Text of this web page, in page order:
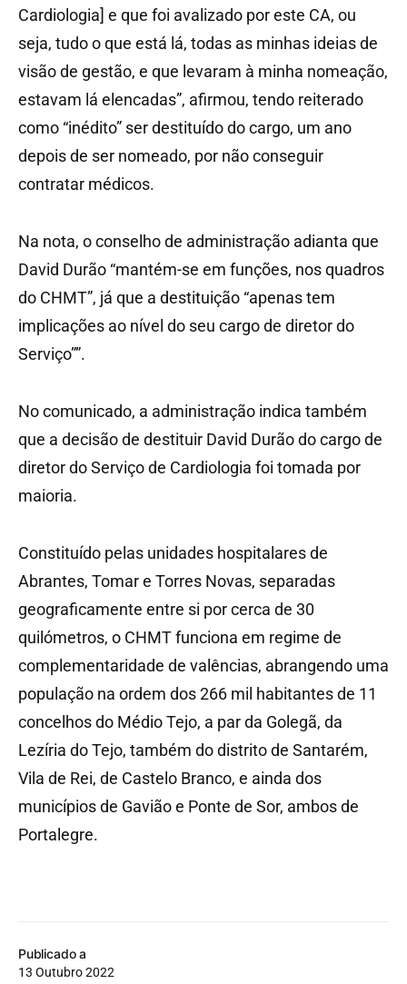
Publicado a
13 Outubro 2022
Cardiologia] e que foi avalizado por este CA, ou
seja, tudo o que está lá, todas as minhas ideias de
visão de gestão, e que levaram à minha nomeação,
estavam lá elencadas”, afirmou, tendo reiterado
como “inédito” ser destituído do cargo, um ano
depois de ser nomeado, por não conseguir
contratar médicos.
Na nota, o conselho de administração adianta que
David Durão “mantém-se em funções, nos quadros
do CHMT”, já que a destituição “apenas tem
implicações ao nível do seu cargo de diretor do
Serviço””.
No comunicado, a administração indica também
que a decisão de destituir David Durão do cargo de
diretor do Serviço de Cardiologia foi tomada por
maioria.
Constituído pelas unidades hospitalares de
Abrantes, Tomar e Torres Novas, separadas
geograficamente entre si por cerca de 30
quilómetros, o CHMT funciona em regime de
complementaridade de valências, abrangendo uma
população na ordem dos 266 mil habitantes de 11
concelhos do Médio Tejo, a par da Golegã, da
Lezíria do Tejo, também do distrito de Santarém,
Vila de Rei, de Castelo Branco, e ainda dos
municípios de Gavião e Ponte de Sor, ambos de
Portalegre.